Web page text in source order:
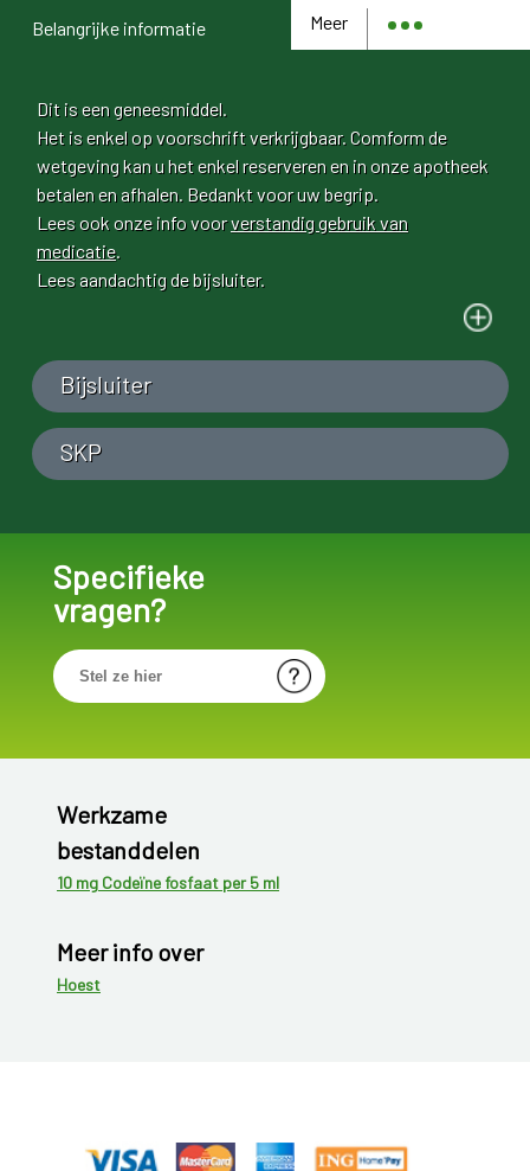
Meer
Belangrijke informatie
Dit is een geneesmiddel.
Het is enkel op voorschrift verkrijgbaar. Comform de
wetgeving kan u het enkel reserveren en in onze apotheek
betalen en afhalen. Bedankt voor uw begrip.
Lees ook onze info voorverstandig gebruik van
medicatie.
Lees aandachtig de bijsluiter.
Bijsluiter
SKP
Specifieke
vragen?
Werkzame
bestanddelen
10 mg Codeïne fosfaat per 5 ml
Meer info over
Hoest